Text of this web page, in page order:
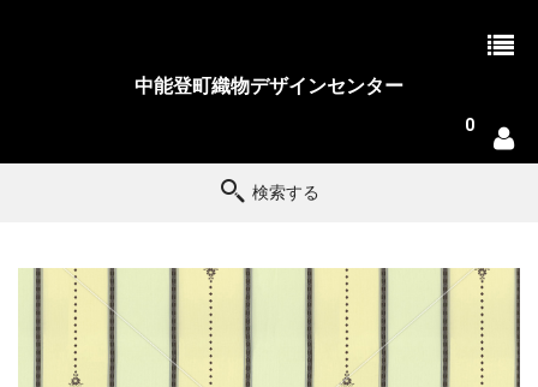
中能登町織物デザインセンター
0
検索する